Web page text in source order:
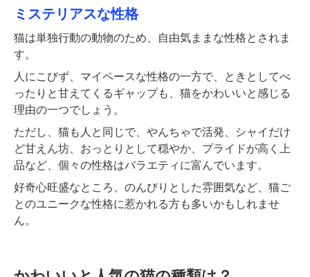
ミステリアスな性格
猫は単独行動の動物のため、自由気ままな性格とされま
す。
人にこびず、マイペースな性格の一方で、ときとしてべ
ったりと甘えてくるギャップも、猫をかわいいと感じる
理由の一つでしょう。
ただし、猫も人と同じで、やんちゃで活発、シャイだけ
ど甘えん坊、おっとりとして穏やか、プライドが高く上
品など、個々の性格はバラエティに富んでいます。
好奇心旺盛なところ、のんびりとした雰囲気など、猫ご
とのユニークな性格に惹かれる方も多いかもしれませ
ん。